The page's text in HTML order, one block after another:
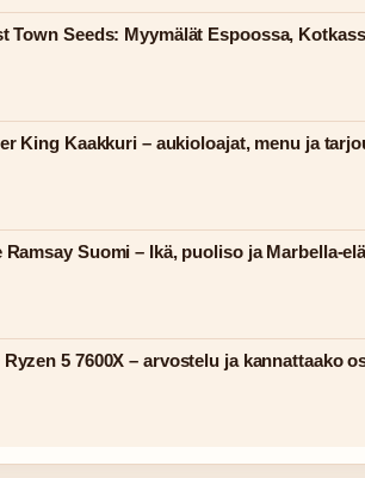
Town Seeds: Myymälät Espoossa,
King Kaakkuri – aukioloajat, menu ja
Ramsay Suomi – Ikä, puoliso ja Marbella-
5 7600X – arvostelu ja kannattaako